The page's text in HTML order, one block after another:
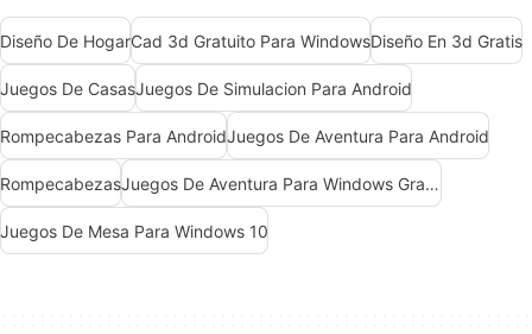
Diseño De HogarCad 3d Gratuito Para WindowsDiseño En 3d Gratis
Juegos De CasasJuegos De Simulacion Para Android
Rompecabezas Para AndroidJuegos De Aventura Para Android
Rompecabezas Juegos De Aventura Para Windows Gratis
Juegos De Mesa Para Windows 10